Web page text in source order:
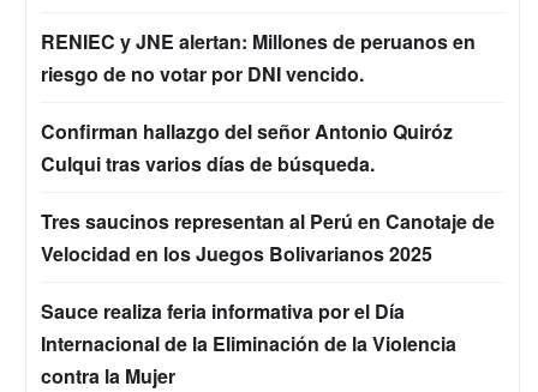
RENIEC y JNE alertan: Millones de peruanos en
riesgo de no votar por DNI vencido.
Confirman hallazgo del señor Antonio Quiróz
Culqui tras varios días de búsqueda.
Tres saucinos representan al Perú en Canotaje de
Velocidad en los Juegos Bolivarianos 2025
Sauce realiza feria informativa por el Día
Internacional de la Eliminación de la Violencia
contra la Mujer